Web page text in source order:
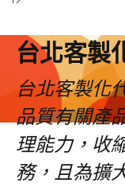
台北客製
台北客製化
品質有關產
理能力，收
務，且為擴